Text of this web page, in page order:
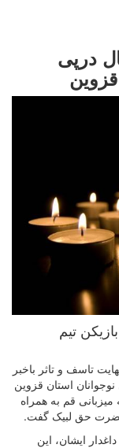
درپی
تیم
تاسف و تاثر باخبر
استان قزوین
قم به همراه
حضرت حق لبیک گفت.
ایشان، این